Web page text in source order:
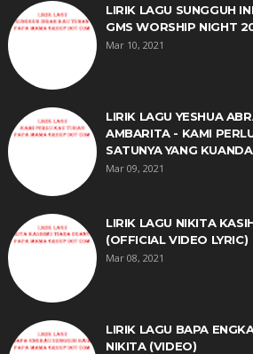
LIRIK LAGU SUNGGUH
GMS WORSHIP NIGHT
Mar 10, 2021
LIRIK LAGU YESHUA
AMBARITA - KAMI
SATUNYA YANG
Mar 09, 2021
LIRIK LAGU NIKITA
(OFFICIAL VIDEO LYRIC)
Mar 08, 2021
LIRIK LAGU BAPA
NIKITA (VIDEO)